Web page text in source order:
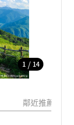
1 / 14
鄰近推薦景點